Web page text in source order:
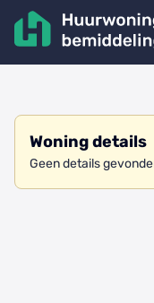
Woning details
Geen details